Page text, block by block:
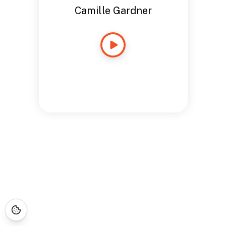
Camille Gardner